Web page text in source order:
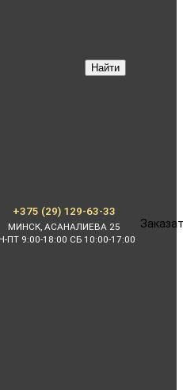
Найти
+375 (29) 129-63-33
МИНСК, АСАНАЛИЕВА 25
ПТ 9:00-18:00 СБ 10:00-17:00